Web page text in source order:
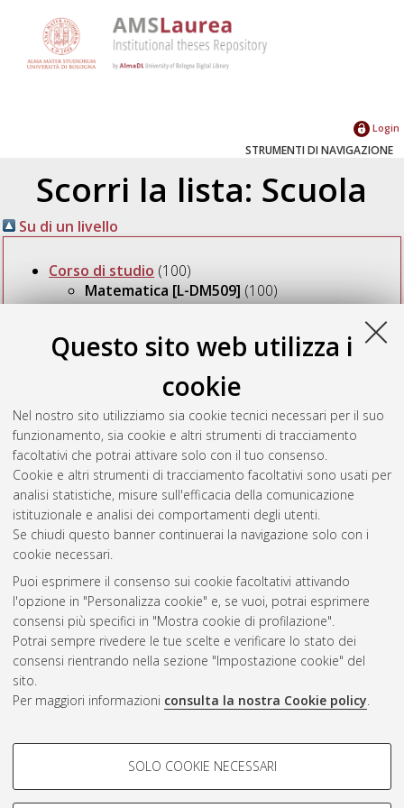
Questo sito web utilizza i
cookie
Nel nostro sito utilizziamo sia cookie tecnici necessari per il suo
funzionamento, sia cookie e altri strumenti di tracciamento
facoltativi che potrai attivare solo con il tuo consenso.
Cookie e altri strumenti di tracciamento facoltativi sono usati per
analisi statistiche, misure sull'efficacia della comunicazione
istituzionale e analisi dei comportamenti degli utenti.
Se chiudi questo banner continuerai la navigazione solo con i
cookie necessari.
Puoi esprimere il consenso sui cookie facoltativi attivando
l'opzione in "Personalizza cookie" e, se vuoi, potrai esprimere
consensi più specifici in "Mostra cookie di profilazione".
Potrai sempre rivedere le tue scelte e verificare lo stato dei
consensi rientrando nella sezione "Impostazione cookie" del
sito.
Per maggiori informazioni consulta la nostra Cookie policy.
COOKIE DI PROFILAZIONE -
SOLO COOKIE NECESSARI
Login
STRUMENTI DI NAVIGAZIONE
Scorri la lista: Scuola
Su di un livello
Corso di studio (100)
Matematica [L-DM509](100)
Seleziona un valore dall'elenco sottostante.
2015(2)
2014(2)
2013 (3)
2012(5)
2011(22)
2010(63)
Atom
Rss 1.0
Rss 2.0
AMS Laurea
Impostazioni Cookie
Informativa sulla privacy
Condizioni d’uso del sito